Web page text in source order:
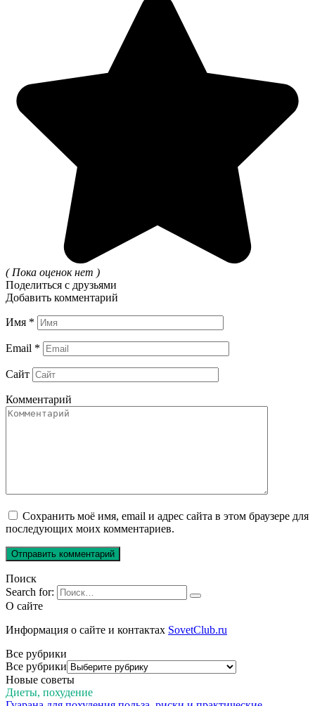
( Пока оценок нет )
Поделиться с друзьями
Добавить комментарий
Имя *
Email *
Сайт
Комментарий
Сохранить моё имя, email и адрес сайта в этом браузере для
последующих моих комментариев.
Поиск
Search for:
О сайте
Информация о сайте и контактах SovetClub.ru
Все рубрики
Все рубрики
Новые советы
Диеты, похудение